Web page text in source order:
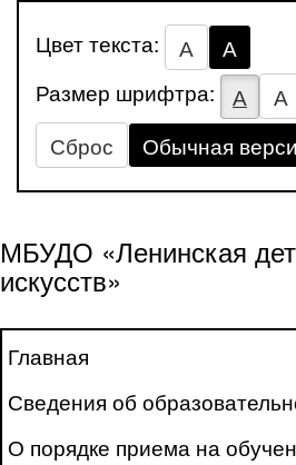
Цвет текста: А
А
Размер шрифтра:
А А
Сброс
Обычная
МБУДО «Ленинская
искусств»
Главная
Сведения об
О порядке приема на